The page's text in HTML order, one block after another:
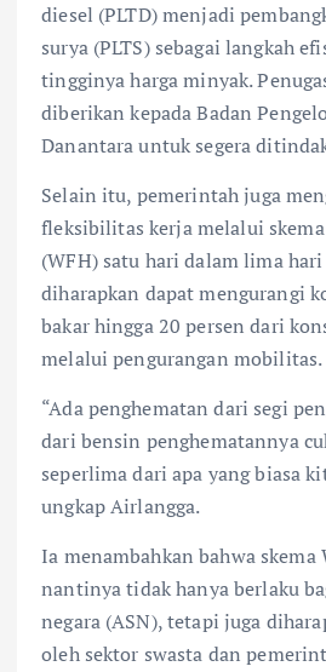
diesel (PLTD) menjadi
surya (PLTS) sebagai langkah
tingginya harga minyak.
diberikan kepada Badan
Danantara untuk segera
Selain itu, pemerintah juga
fleksibilitas kerja melalui
(WFH) satu hari dalam lima
diharapkan dapat mengurangi
bakar hingga 20 persen dari
melalui pengurangan mobilitas.
“Ada penghematan dari segi
dari bensin penghematannya
seperlima dari apa yang biasa
ungkap Airlangga.
Ia menambahkan bahwa skema
nantinya tidak hanya berlaku
negara (ASN), tetapi juga
oleh sektor swasta dan